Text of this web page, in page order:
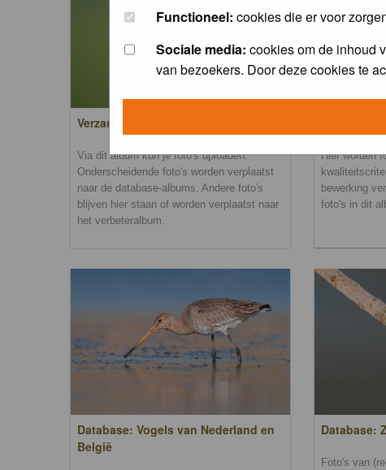
Functioneel: cookies die er voor
Sociale media: cookies om de inhoud
van bezoekers. Door deze cookies te
Verzamel- en uploadalbum
Via dit album kun je foto's uploaden.
Onderscheidende foto's worden verplaatst
naar de database-albums. Andere foto's
blijven hier staan of worden verplaatst naar
het verbeteralbum.
Hier worden
bewerking
foto's in dit
Database: Vogels van Nederland en
België
Database:
Foto's van